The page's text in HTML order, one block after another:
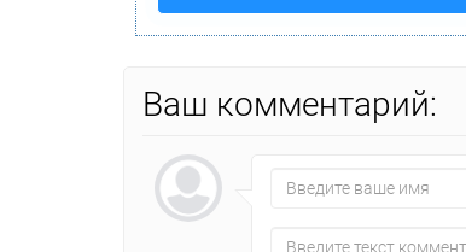
Ваш комментарий: